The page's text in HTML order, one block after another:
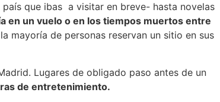
que ibas a visitar en breve- hasta novelas
en un vuelo o en los tiempos muertos entre
mayoría de personas reservan un sitio en sus
Lugares de obligado paso antes de un
de entretenimiento.